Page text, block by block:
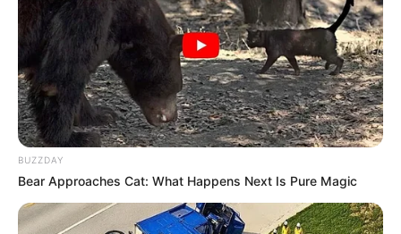
BUZZDAY
Bear Approaches Cat: What Happens Next Is Pure Magic